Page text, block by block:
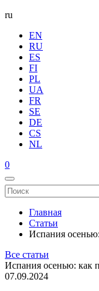
ru
EN
RU
ES
FI
PL
UA
FR
SE
DE
CS
NL
0
Главная
Статьи
Испания
Все статьи
Испания осенью: как
07.09.2024